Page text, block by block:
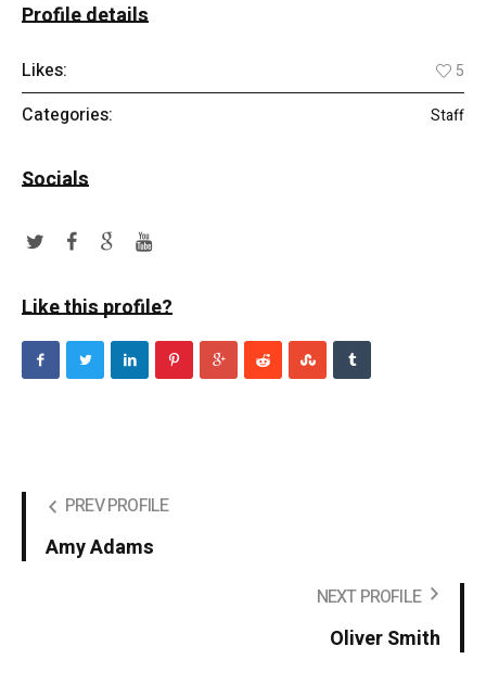
Profile details
Likes: 5
Categories: Staff
Socials
Like this profile?
PREV PROFILE
Amy Adams
NEXT PROFILE
Oliver Smith